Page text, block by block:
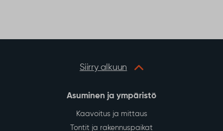
Siirry alkuun
Asuminen ja ympäristö
Kaavoitus ja mittaus
Tontit ja rakennuspaikat